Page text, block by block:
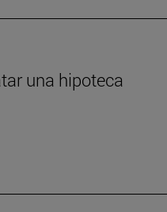
una hipoteca